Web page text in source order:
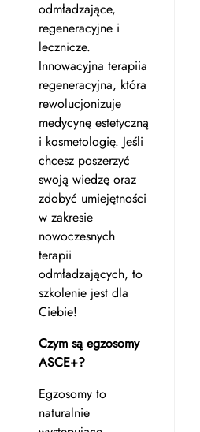
odmładzające,
regeneracyjne i
lecznicze.
Innowacyjna terapiia
regeneracyjna, która
rewolucjonizuje
medycynę estetyczną
i kosmetologię. Jeśli
chcesz poszerzyć
swoją wiedzę oraz
zdobyć umiejętności
w zakresie
nowoczesnych
terapii
odmładzających, to
szkolenie jest dla
Ciebie!
Czym są egzosomy
ASCE+?
Egzosomy to
naturalnie